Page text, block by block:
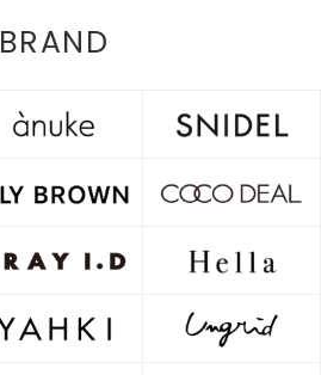
BRAND